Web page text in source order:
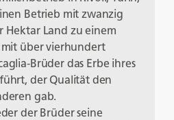
Betrieb mit zwanzig
Hektar Land zu einem
über vierhundert
Brüder das Erbe ihres
der Qualität den
gab.
der Brüder seine